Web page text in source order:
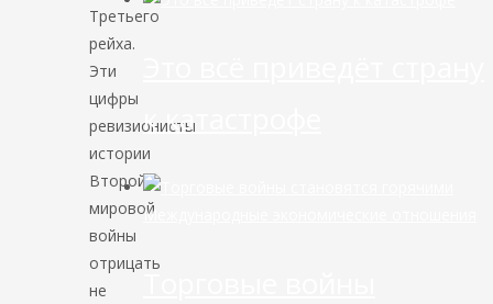
Третьего
рейха.
Эти
цифры
ревизионисты
истории
Второй
мировой
войны
отрицать
не
к катастрофе
Международные экономические отношения
Торговые войны